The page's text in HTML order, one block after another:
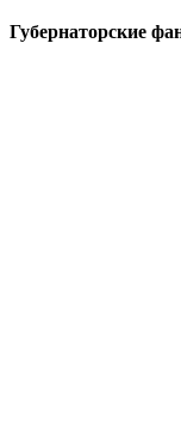
Губернаторские